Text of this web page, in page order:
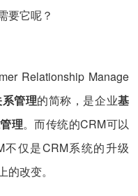
要它呢？
Relationship Manage
管理的简称，是企业基
理。而传统的CRM可以
仅是CRM系统的升级
改变。